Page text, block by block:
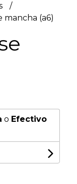
mancha (a6)
o Efectivo